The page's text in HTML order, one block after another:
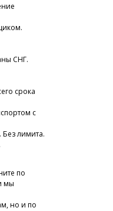
СНГ.
срока
с
лимита.
по
мы
но и по